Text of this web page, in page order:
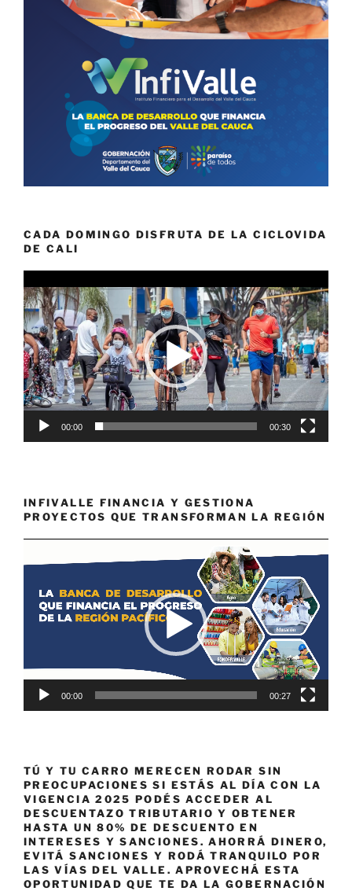
CADA DOMINGO DISFRUTA DE LA CICLOVIDA
DE CALI
de
vídeo
00:00 00:30
INFIVALLE FINANCIA Y GESTIONA
PROYECTOS QUE TRANSFORMAN LA REGIÓN
de
00:00 00:27
TÚ Y TU CARRO MERECEN RODAR SIN
PREOCUPACIONES SI ESTÁS AL DÍA CON LA
VIGENCIA 2025 PODÉS ACCEDER AL
DESCUENTAZO TRIBUTARIO Y OBTENER
HASTA UN 80% DE DESCUENTO EN
INTERESES Y SANCIONES. AHORRÁ DINERO,
EVITÁ SANCIONES Y RODÁ TRANQUILO POR
LAS VÍAS DEL VALLE. APROVECHÁ ESTA
OPORTUNIDAD QUE TE DA LA GOBERNACIÓN